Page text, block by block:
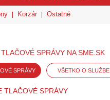
Korzár Ostatné
SPRÁVY NA SME.SK
SPRÁVY VŠETKO O SLUŽBE
TLAČOVÉ SPRÁVY